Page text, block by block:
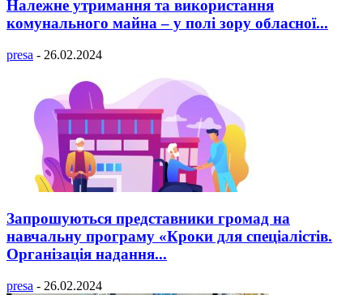
Належне утримання та використання
комунального майна – у полі зору обласної...
presa - 26.02.2024
Запрошуються представники громад на
навчальну програму «Кроки для спеціалістів.
Організація надання...
presa - 26.02.2024